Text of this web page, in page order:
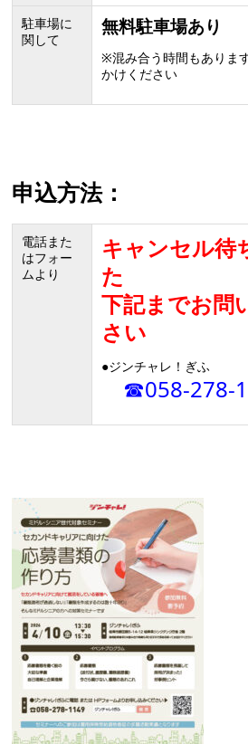
駐車場に
関して
無料駐車場あり
※混み合う時間もありま
かけください
申込方法：
電話また
はフォー
ムより
キャンセル待
た
下記までお問
さい
●ジンチャレ！ぎふ
☎058-278-